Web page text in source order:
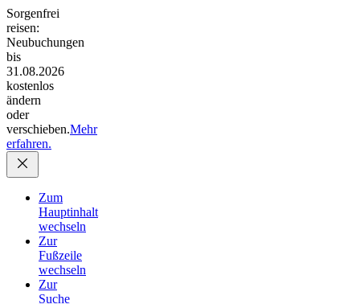
Sorgenfrei
reisen:
Neubuchungen
bis
31.08.2026
kostenlos
ändern
oder
verschieben.Mehr
erfahren.
Zum
Hauptinhalt
wechseln
Zur
Fußzeile
wechseln
Zur
Suche